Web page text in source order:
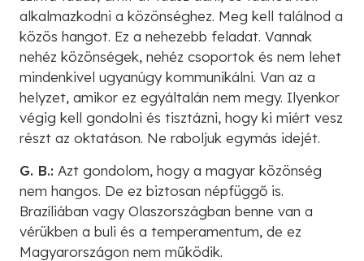
alkalmazkodni a közönséghez. Meg kell találnod a
közös hangot. Ez a nehezebb feladat. Vannak
nehéz közönségek, nehéz csoportok és nem lehet
mindenkivel ugyanúgy kommunikálni. Van az a
helyzet, amikor ez egyáltalán nem megy. Ilyenkor
végig kell gondolni és tisztázni, hogy ki miért vesz
részt az oktatáson. Ne raboljuk egymás idejét.
G. B.: Azt gondolom, hogy a magyar közönség
nem hangos. De ez biztosan népfüggő is.
Brazíliában vagy Olaszországban benne van a
vérükben a buli és a temperamentum, de ez
Magyarországon nem működik.